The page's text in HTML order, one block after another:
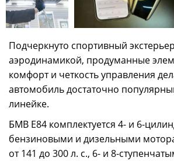
Подчеркнуто спортивный
аэродинамикой, продуманные
комфорт и четкость управления
автомобиль достаточно
линейке.
БМВ Е84 комплектуется 4- и 6-
бензиновыми и дизельными
от 141 до 300 л. с., 6- и 8-